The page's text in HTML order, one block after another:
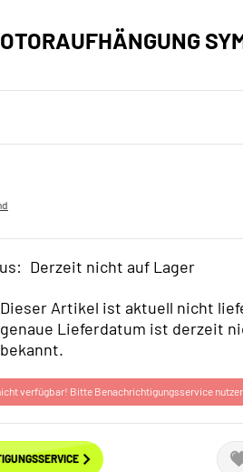
Derzeit nicht auf Lager
Dieser Artikel ist aktuell nicht
genaue Lieferdatum ist derzeit
bekannt.
verfügbar! Bitte Benachrichtigungsservice